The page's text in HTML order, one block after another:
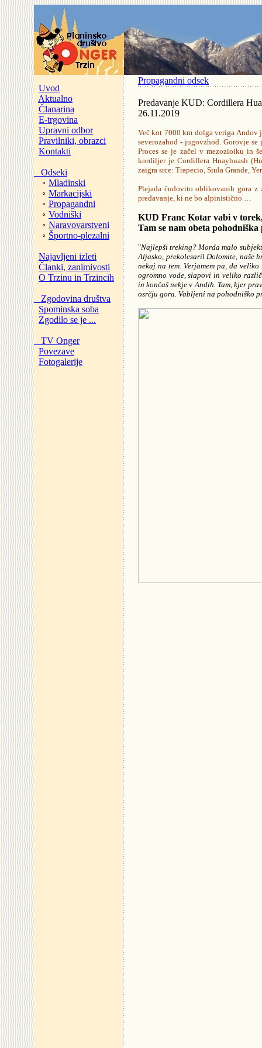
Uvod
Aktualno
Članarina
E-trgovina
Upravni odbor
Pravilniki, obrazci
Kontakti
Odseki
Mladinski
Markacijski
Propagandni
Vodniški
Naravovarstveni
Športno-plezalni
Najavljeni izleti
Članki, zanimivosti
O Trzinu in Trzincih
Zgodovina društva
Spominska soba
Zgodilo se je ...
TV Onger
Povezave
Fotogalerije
Propagandni odsek
Predavanje KUD: Cordillera
26.11.2019
Več kot 7000 km dolga veriga
severozahod - jugovzhod. Gorovje
Proces se je začel v mezozioiku in
kordiljer je Cordillera Huayhuash
zaigra srce: Trapecio, Siula Grande,
Plejada čudovito oblikovanih gora z
predavanje, ki ne bo alpinistično …
KUD Franc Kotar vabi v
Tam se nam obeta
"Najlepši treking? Morda malo
Aljasko, prekolesaril Dolomite,
nekaj na tem. Verjamem pa, da
ogromno vode, slapovi in veliko
in končaš nekje v Andih. Tam, kjer
osrčju gora. Vabljeni na pohodniško